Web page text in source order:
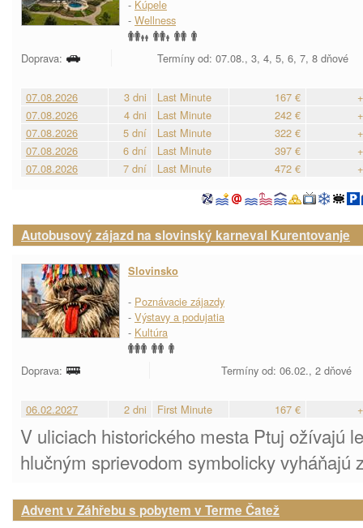
- Kúpele
- Wellness
Doprava: Termíny od: 07.08., 3, 4, 5, 6, 7, 8 dňové
07.08.2026 3 dni Last Minute 167 €
07.08.2026
4 dni Last Minute 242 €
07.08.2026
5 dní Last Minute 322 €
07.08.2026
6 dní Last Minute 397 €
07.08.2026
7 dní Last Minute 472 €
Autobusový zájazd na slovinský karneval Kurentovanje
Slovinsko
- Poznávacie zájazdy
- Výstavy a podujatia
- Kultúra
Doprava: Termíny od: 06.02., 2 dňové
06.02.2027 2 dni First Minute 167 €
V uliciach historického mesta Ptuj ožívajú
hlučným sprievodom symbolicky vyháňajú
Advent v Záhřebu s pobytem v Terme Čatež